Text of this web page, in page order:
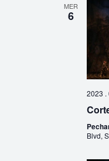
MER
6
2023 .
Blvd,